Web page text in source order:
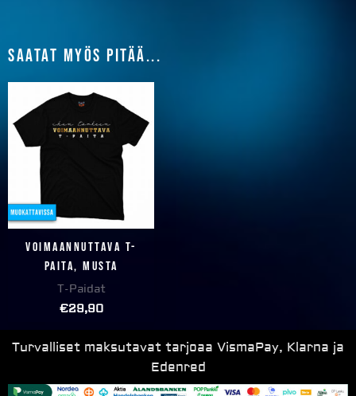
Saatat myös pitää...
Voimaannuttava T-
paita, musta
T-Paidat
€29,90
Turvalliset maksutavat tarjoaa VismaPay, Klarna ja
Edenred